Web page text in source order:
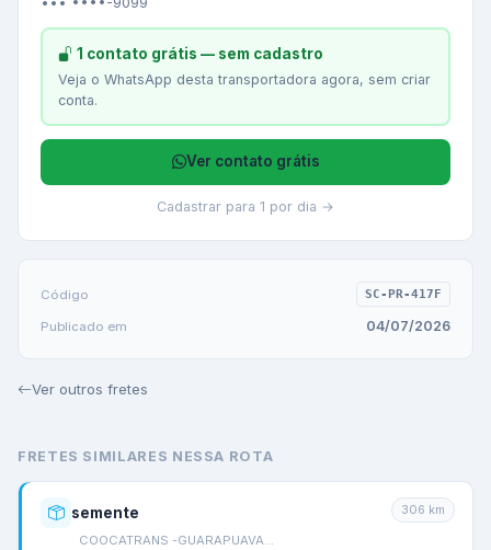
1 contato grátis — sem cadastro
Veja o WhatsApp desta transportadora agora, sem criar
conta.
Ver contato grátis
Cadastrar para 1 por dia →
Código SC-PR-417F
Publicado em 04/07/2026
Ver outros fretes
FRETES SIMILARES NESSA ROTA
semente
COOCATRANS -GUARAPUAVA…
306 km